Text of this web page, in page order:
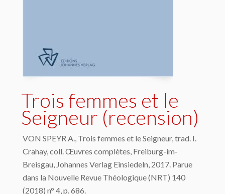
Trois femmes et le
Seigneur (recension)
VON SPEYR A., Trois femmes et le Seigneur, trad. I.
Crahay, coll. Œuvres complètes, Freiburg-im-
Breisgau, Johannes Verlag Einsiedeln, 2017. Parue
dans la Nouvelle Revue Théologique (NRT) 140
(2018) n° 4, p. 686.